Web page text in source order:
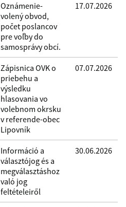
Oznámenie-
volený obvod,
počet poslancov
pre voľby do
samosprávy obcí.
17.07.2026
Zápisnica OVK o
priebehu a
výsledku
hlasovania vo
volebnom okrsku
v referende-obec
Lipovník
07.07.2026
Információ a
választójog és a
megválasztáshoz
való jog
feltételeiről
30.06.2026